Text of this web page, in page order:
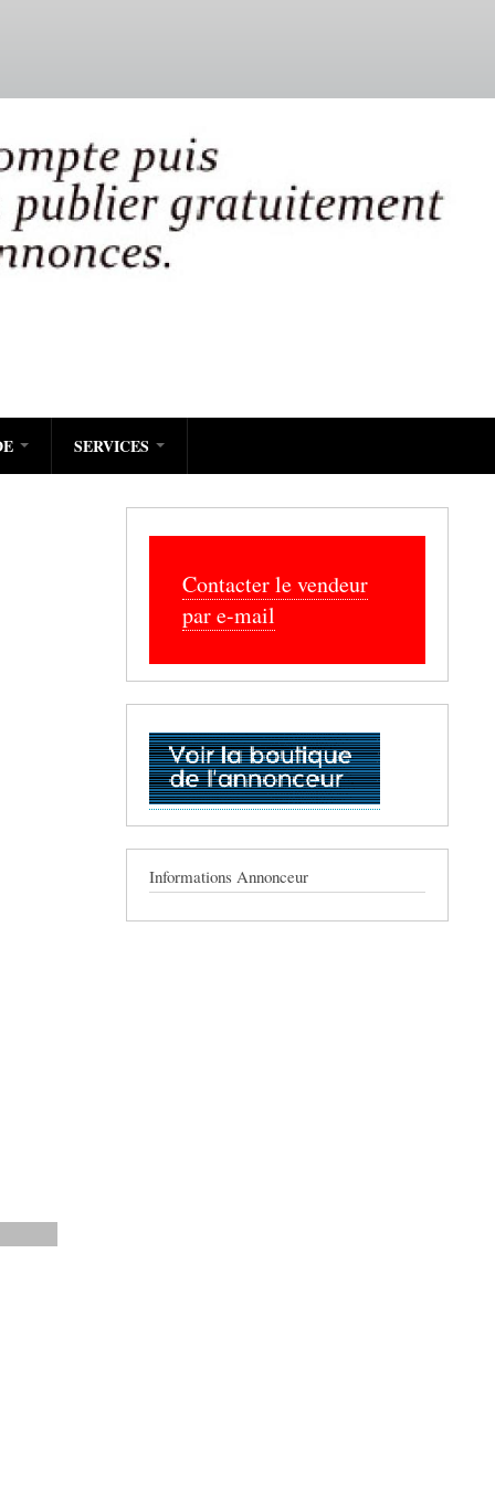
SERVICES
Contacter le vendeur
par e-mail
Informations Annonceur